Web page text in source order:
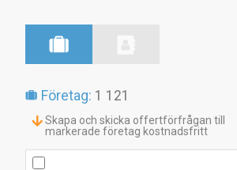
Företag: 1 121
Skapa och skicka offertförfrågan till
markerade företag kostnadsfritt